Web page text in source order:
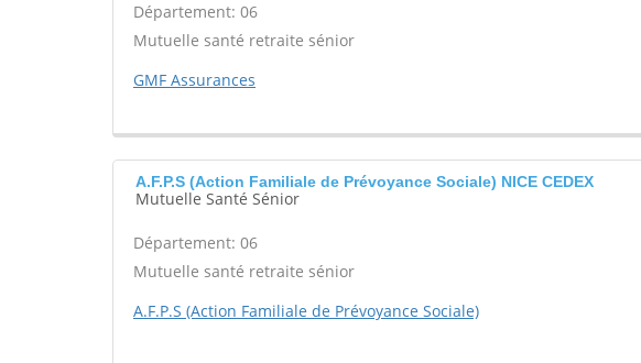
Département: 06
Mutuelle santé retraite sénior
GMF Assurances
A.F.P.S (Action Familiale de Prévoyance Sociale) NICE CEDEX
Mutuelle Santé Sénior
Département: 06
Mutuelle santé retraite sénior
A.F.P.S (Action Familiale de Prévoyance Sociale)